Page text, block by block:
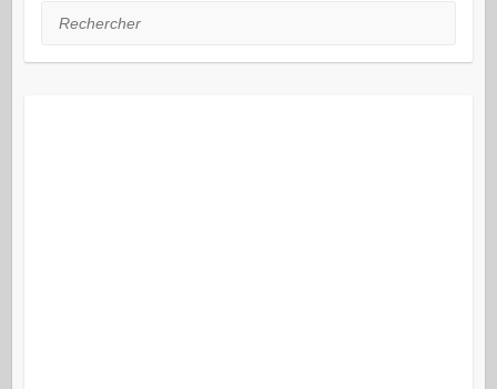
Rechercher